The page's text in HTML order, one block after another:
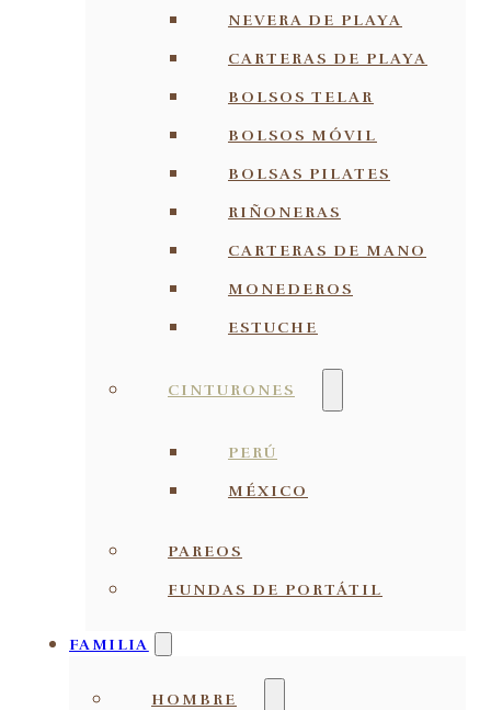
NEVERA DE PLAYA
CARTERAS DE PLAYA
BOLSOS TELAR
BOLSOS MÓVIL
BOLSAS PILATES
RIÑONERAS
CARTERAS DE MANO
MONEDEROS
ESTUCHE
CINTURONES
PERÚ
MÉXICO
PAREOS
FUNDAS DE PORTÁTIL
FAMILIA
HOMBRE